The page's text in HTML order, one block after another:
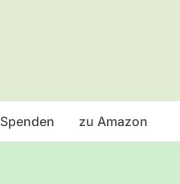
Spenden zu Amazon